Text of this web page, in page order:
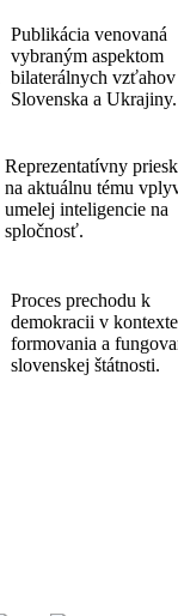
Publikácia venovaná
vybraným aspektom
bilaterálnych vzťahov
Slovenska a Ukrajiny.
Reprezentatívny
na aktuálnu tému
umelej inteligencie na
spločnosť.
Proces prechodu k
demokracii v kontexte
formovania a
slovenskej štátnosti.